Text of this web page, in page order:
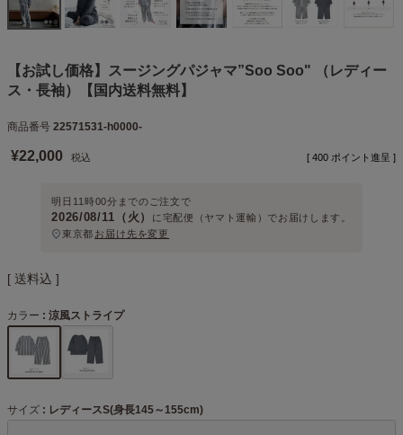
【お試し価格】スージングパジャマ”Soo Soo" （レディー
ス・長袖）【国内送料無料】
商品番号 22571531-h0000-
¥22,000 税込 [ 400 ポイント進呈 ]
明日 11時00分 までのご注文で
2026/08/11（火） に 宅配便（ヤマト運輸） でお届けします。
東京都 お届け先を変更
送料込
サイズ レディースS(身長145～155cm)
カラー 涼風ストライプ